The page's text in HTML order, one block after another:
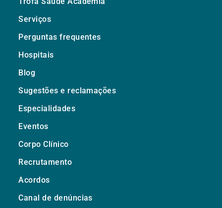
Serviços
Perguntas frequentes
Hospitais
Blog
Sugestões e reclamações
Especialidades
Eventos
Corpo Clínico
Recrutamento
Acordos
Canal de denúncias